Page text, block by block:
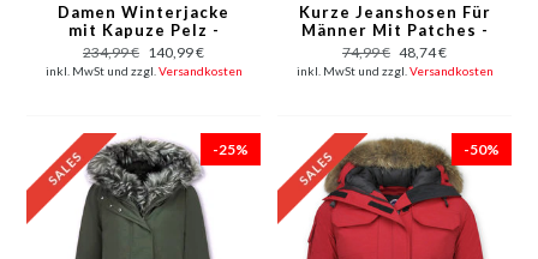
Damen Winterjacke
mit Kapuze Pelz -
5897B - Blau
234,99 € 140,99 €
inkl. MwSt und zzgl. Versandkosten
Kurze Jeanshosen Für
Männer Mit Patches -
1018 - Blau
74,99 € 48,74 €
inkl. MwSt und zzgl. Versandkosten
-25% -50%